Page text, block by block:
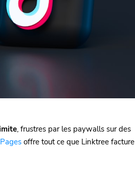
, frustres par les paywalls sur des
offre tout ce que Linktree facture